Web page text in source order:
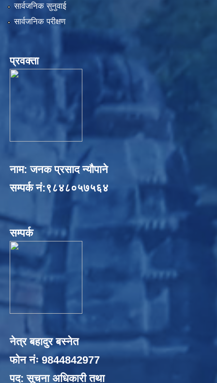
सार्वजनिक सुनुवाई
सार्वजनिक परीक्षण
प्रवक्ता
नाम: जनक प्रसाद न्यौपाने
सम्पर्क नं:९८४८०५७५६४
सम्पर्क
नेत्र बहादुर बस्नेत
फोन नंः 9844842977
पद: सूचना अधिकारी तथा